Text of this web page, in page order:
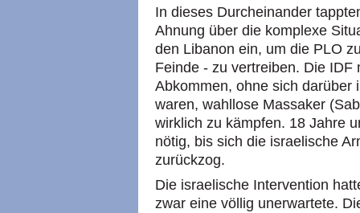
In dieses Durcheinander
Ahnung über die komplexe
den Libanon ein, um die PLO
Feinde - zu vertreiben. Die
Abkommen, ohne sich darüber
waren, wahllose Massaker
wirklich zu kämpfen. 18 Jahre
nötig, bis sich die israelische
zurückzog.
Die israelische Intervention
zwar eine völlig unerwartete.